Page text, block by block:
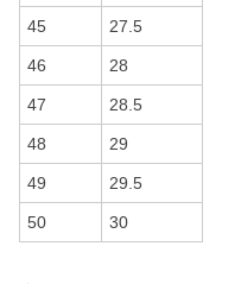
45 27.5
46 28
47 28.5
48 29
49 29.5
50 30